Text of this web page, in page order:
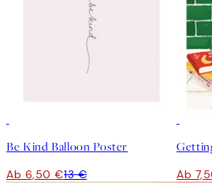
Be Kind Balloon Poster
Ab 6,50 €13 € Ab